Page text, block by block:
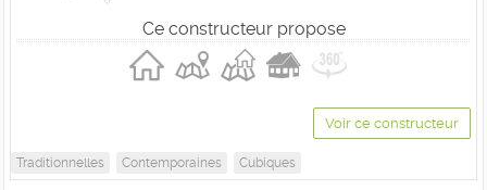
Ce constructeur propose
Voir ce constructeur
Traditionnelles Contemporaines Cubiques